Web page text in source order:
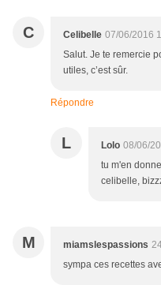
C Celibelle 07/06/2016
Salut. Je te remercie
utiles, c’est sûr.
Répondre
L Lolo 08/06/
tu m'en
celibelle,
M miamslespassions
sympa ces recettes